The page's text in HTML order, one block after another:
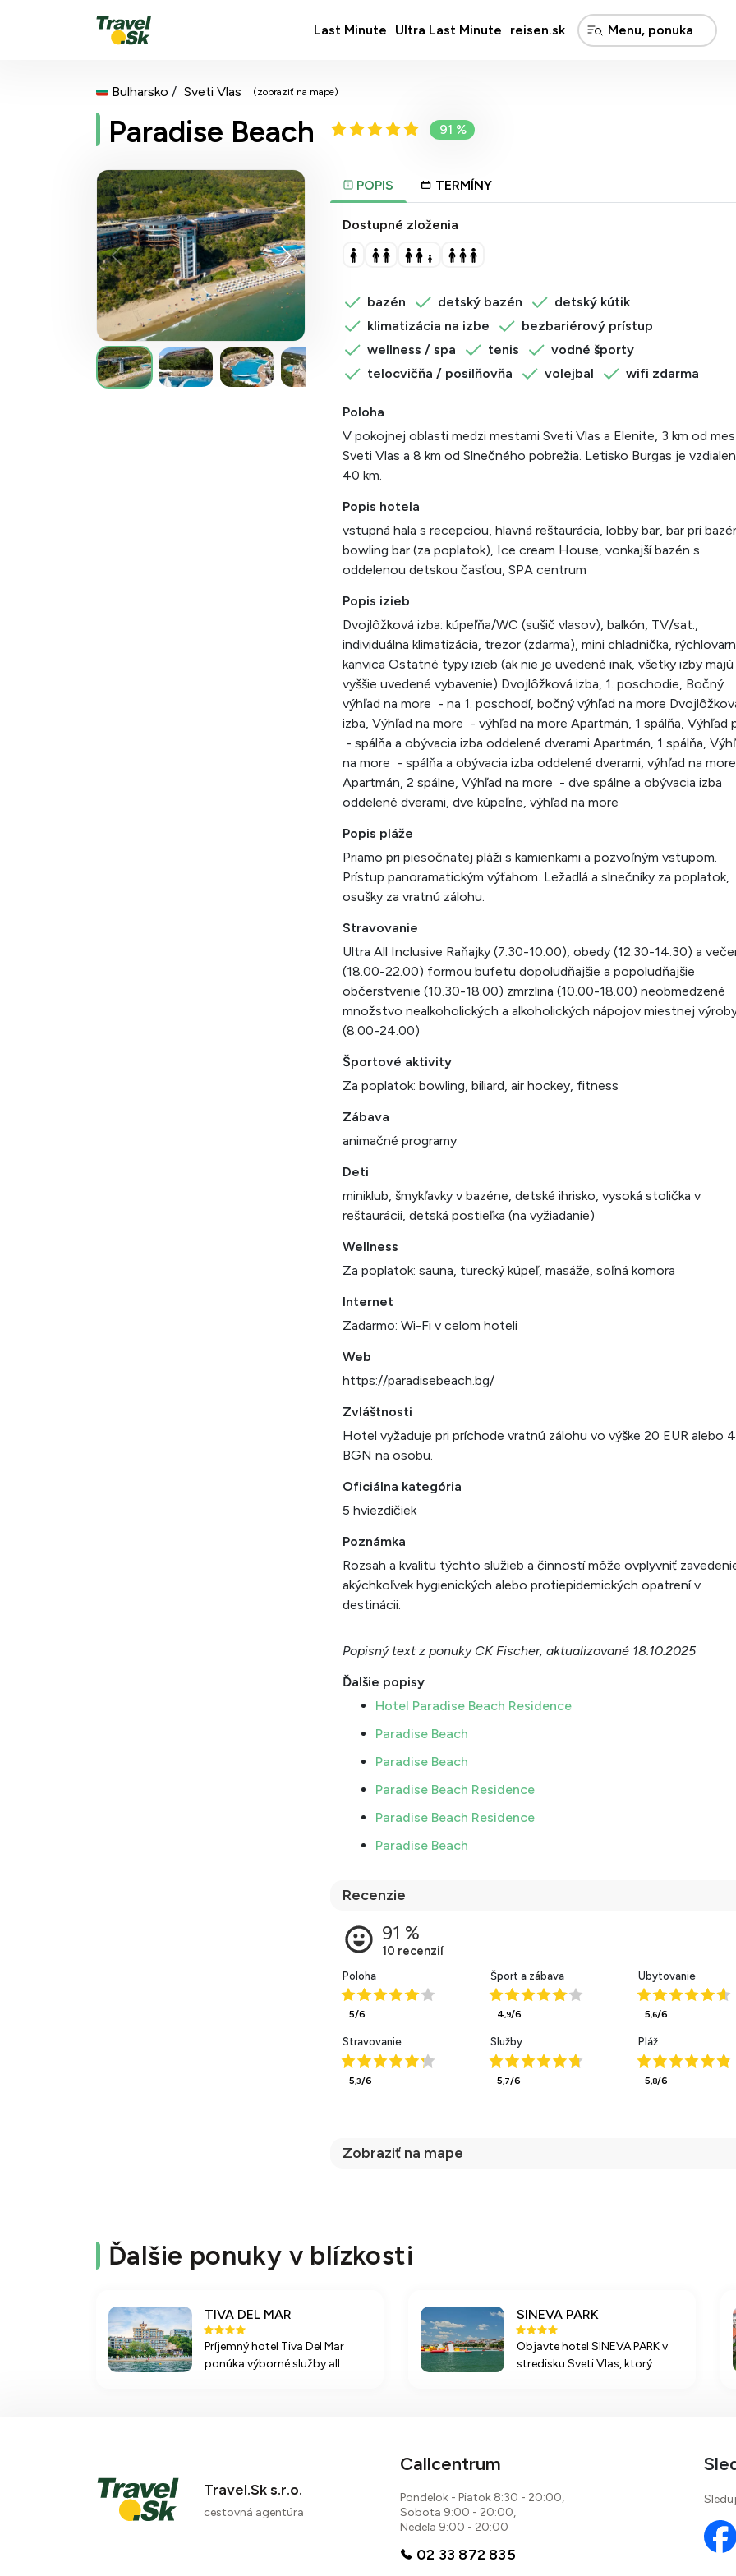
Last Minute Ultra Last Minute reisen.sk
Bulharsko Sveti Vlas (zobraziť na mape)
Paradise Beach 91 %
POPIS TERMÍNY
Dostupné zloženia
bazén detský bazén
detský kútik
klimatizácia na izbe
bezbariérový prístup
wellness / spa
tenis
vodné športy
telocvičňa / posilňovňa
volejbal wifi zdarma
Poloha
V pokojnej oblasti medzi mestami Sveti Vlas a Elenite, 3 km od
Sveti Vlas a 8 km od Slnečného pobrežia. Letisko Burgas je
40 km.
Popis hotela
vstupná hala s recepciou, hlavná reštaurácia, lobby bar, bar pri
bowling bar (za poplatok), Ice cream House, vonkajší bazén s
oddelenou detskou časťou, SPA centrum
Popis izieb
Dvojlôžková izba: kúpeľňa/WC (sušič vlasov), balkón, TV/sat.,
individuálna klimatizácia, trezor (zdarma), mini chladnička,
kanvica Ostatné typy izieb (ak nie je uvedené inak, všetky izby majú
vyššie uvedené vybavenie) Dvojlôžková izba, 1. poschodie, Bočný
výhľad na more - na 1. poschodí, bočný výhľad na more
izba, Výhľad na more - výhľad na more Apartmán, 1 spálňa, Výhľad
- spálňa a obývacia izba oddelené dverami Apartmán, 1 spálňa,
na more - spálňa a obývacia izba oddelené dverami, výhľad na more
Apartmán, 2 spálne, Výhľad na more - dve spálne a obývacia izba
oddelené dverami, dve kúpeľne, výhľad na more
Popis pláže
Priamo pri piesočnatej pláži s kamienkami a pozvoľným vstupom.
Prístup panoramatickým výťahom. Ležadlá a slnečníky za poplatok,
osušky za vratnú zálohu.
Stravovanie
Ultra All Inclusive Raňajky (7.30-10.00), obedy (12.30-14.30) a
(18.00-22.00) formou bufetu dopoludňajšie a popoludňajšie
občerstvenie (10.30-18.00) zmrzlina (10.00-18.00) neobmedzené
množstvo nealkoholických a alkoholických nápojov miestnej
(8.00-24.00)
Športové aktivity
Za poplatok: bowling, biliard, air hockey, fitness
Zábava
animačné programy
Deti
miniklub, šmykľavky v bazéne, detské ihrisko, vysoká stolička v
reštaurácii, detská postieľka (na vyžiadanie)
Wellness
Za poplatok: sauna, turecký kúpeľ, masáže, soľná komora
Internet
Zadarmo: Wi-Fi v celom hoteli
Web
https://paradisebeach.bg/
Zvláštnosti
Hotel vyžaduje pri príchode vratnú zálohu vo výške 20 EUR alebo
BGN na osobu.
Oficiálna kategória
5 hviezdičiek
Poznámka
Rozsah a kvalitu týchto služieb a činností môže ovplyvniť
akýchkoľvek hygienických alebo protiepidemických opatrení v
destinácii.
Popisný text z ponuky CK Fischer, aktualizované 18.10.2025
Ďalšie popisy
Hotel Paradise Beach Residence
Paradise Beach
Paradise Beach
Paradise Beach Residence
Paradise Beach Residence
Paradise Beach
Recenzie
Poloha
5/6
Šport a zábava
4,9/6
Ubytovanie
5,6/6
Stravovanie
5,3/6
Služby
5,7/6
Pláž
5,8/6
Zobraziť na mape
Ďalšie ponuky v blízkosti
TIVA DEL MAR
Príjemný hotel Tiva Del Mar
ponúka výborné služby all
SINEVA PARK
Objavte hotel SINEVA PARK v
stredisku Sveti Vlas, ktorý
Travel.Sk s.r.o.
cestovná agentúra
Callcentrum
Pondelok - Piatok 8:30 - 20:00,
Sobota 9:00 - 20:00,
Nedeľa 9:00 - 20:00
02 33 872 835